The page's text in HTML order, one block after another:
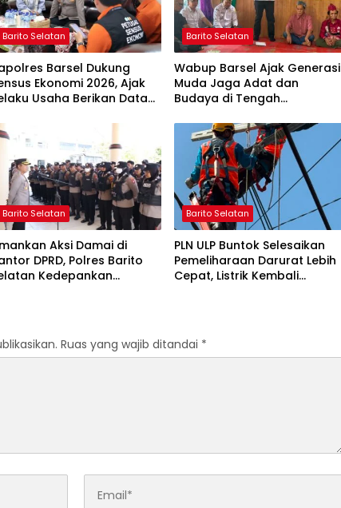
Barito Selatan
Barsel Dukung
Ekonomi 2026, Ajak
Usaha Berikan Data
Barito Selatan
Wabup Barsel Ajak Generasi
Muda Jaga Adat dan
Budaya di Tengah
Barito Selatan
Aksi Damai di
DPRD, Polres Barito
Kedepankan
Barito Selatan
PLN ULP Buntok Selesaikan
Pemeliharaan Darurat Lebih
Cepat, Listrik Kembali
Ruas yang wajib ditandai *